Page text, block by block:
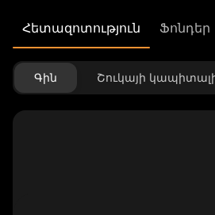
Հետազոտություն Ֆոնդեր
Գին Շուկայի